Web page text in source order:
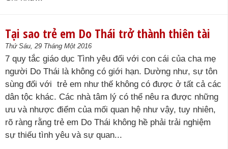
Tại sao trẻ em Do Thái trở thành thiên tài
Thứ Sáu, 29 Tháng Một 2016
7 quy tắc giáo dục Tình yêu đối với con cái của cha mẹ
người Do Thái là không có giới hạn. Dường như, sự tôn
sùng đối với trẻ em như thế không có được ở tất cả các
dân tộc khác. Các nhà tâm lý có thể nêu ra được những
ưu và nhược điểm của mối quan hệ như vậy, tuy nhiên,
rõ ràng rằng trẻ em Do Thái không hề phải trải nghiệm
sự thiếu tình yêu và sự quan...